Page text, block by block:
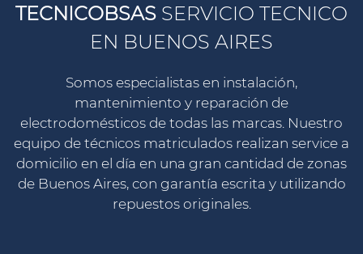
TECNICOBSAS SERVICIO TECNICO
EN BUENOS AIRES
Somos especialistas en instalación,
mantenimiento y reparación de
electrodomésticos de todas las marcas. Nuestro
equipo de técnicos matriculados realizan service a
domicilio en el día en una gran cantidad de zonas
de Buenos Aires, con garantía escrita y utilizando
repuestos originales.